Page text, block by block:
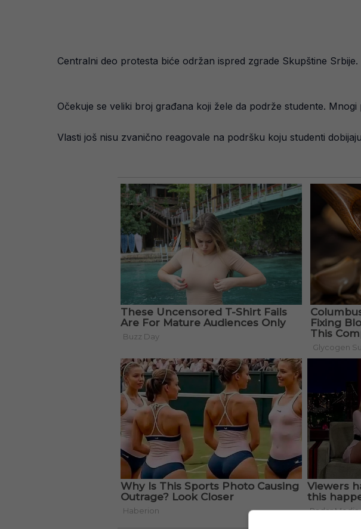
Centralni deo protesta biće održan ispred zgrade Skupštine
Očekuje se veliki broj građana koji žele da podrže studente.
Vlasti još nisu zvanično reagovale na podršku koju studenti